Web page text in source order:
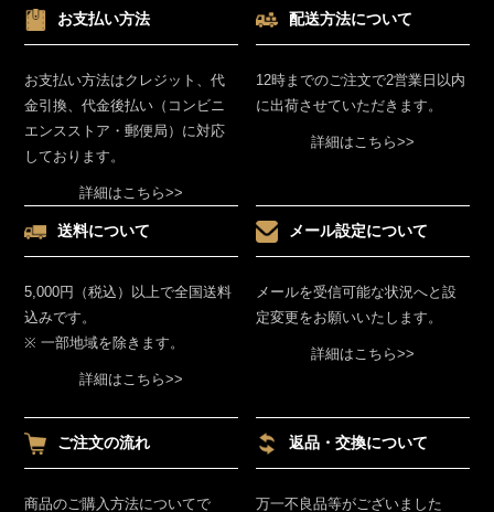
お支払い方法
お支払い方法はクレジット、代
金引換、代金後払い（コンビニ
エンスストア・郵便局）に対応
しております。
詳細はこちら>>
配送方法について
12時までのご注文で2営業日以内
に出荷させていただきます。
詳細はこちら>>
送料について
5,000円（税込）以上で全国送料
込みです。
※ 一部地域を除きます。
詳細はこちら>>
メール設定について
メールを受信可能な状況へと設
定変更をお願いいたします。
詳細はこちら>>
ご注文の流れ
商品のご購入方法についてで
返品・交換について
万一不良品等がございました